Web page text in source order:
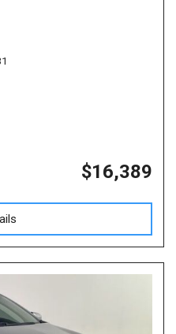
$16,389